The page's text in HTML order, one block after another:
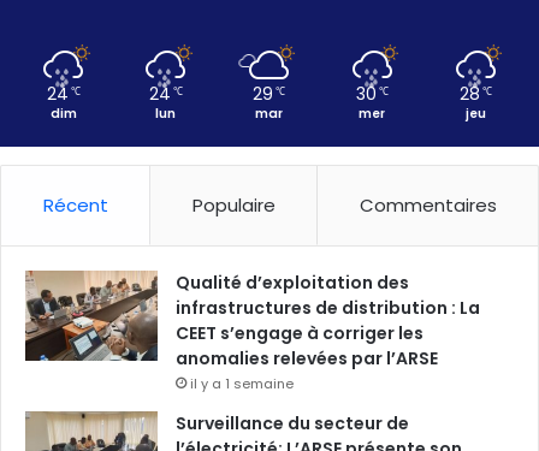
24 ℃
dim
24 ℃
lun
29 ℃
mar
30 ℃
mer
28 ℃
jeu
Récent Populaire Commentaires
Qualité d’exploitation des
infrastructures de distribution : La
CEET s’engage à corriger les
anomalies relevées par l’ARSE
il y a 1 semaine
Surveillance du secteur de